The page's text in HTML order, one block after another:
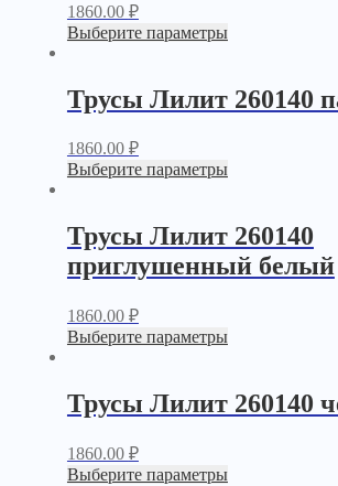
1860.00 ₽
Выберите параметры
Трусы Лилит 260140
1860.00 ₽
Выберите параметры
Трусы Лилит 260140
приглушенный белый
1860.00 ₽
Выберите параметры
Трусы Лилит 260140
1860.00 ₽
Выберите параметры